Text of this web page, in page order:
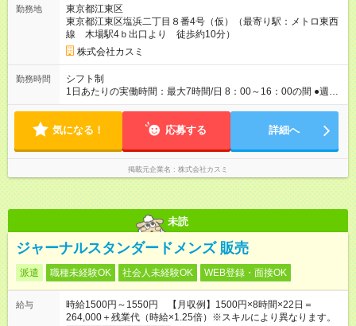
勤務地
東京都江東区
東京都江東区塩浜二丁目８番4号（仮）（最寄り駅：メトロ東西
線 木場駅4ｂ出口より 徒歩約10分）
株式会社カスミ
勤務時間
シフト制
1日あたりの実働時間：最大7時間/日 8：00～16：00の間 ●週5
日/6～7時間勤務 ●シフトによる週2日休み ●シフト制（フルタイ
気になる！ 応募する 詳細へ
掲載元企業名 株式会社カスミ
未読
ジャーナルスタンダードメンズ 販売
派遣 職種未経験OK 社会人未経験OK WEB登録・面接OK
給与
時給1500円～1550円 【月収例】1500円×8時間×22日＝
264,000＋残業代（時給×1.25倍）※スキルにより異なります。